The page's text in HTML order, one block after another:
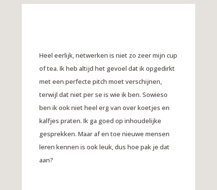
Heel eerlijk, netwerken is niet zo zeer mijn cup
of tea. Ik heb altijd het gevoel dat ik opgedirkt
met een perfecte pitch moet verschijnen,
terwijl dat niet per se is wie ik ben. Sowieso
ben ik ook niet heel erg van over koetjes en
kalfjes praten. Ik ga goed op inhoudelijke
gesprekken. Maar af en toe nieuwe mensen
leren kennen is ook leuk, dus hoe pak je dat
aan?